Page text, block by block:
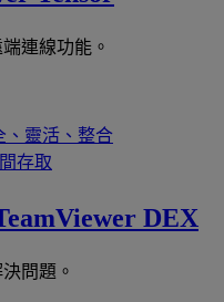
連線功能。
、靈活、整合
存取
DEX
問題。